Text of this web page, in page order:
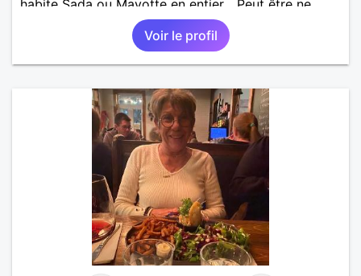
habite Sada ou Mayotte en entier... Peut être ne
pourrai-je répondre à tout le monde, mais la perche
est lancée et qui sait ce que cela pourrait donner. Je
reste optimiste sur l'avenir et vous ?
Voir le profil